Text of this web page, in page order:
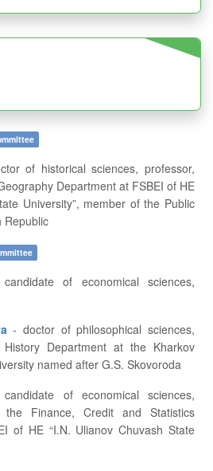
Department at FSBEI of HE
University”, member of the Public
Republic
Department at the Kharkov
named after G.S. Skovoroda
Finance, Credit and Statistics
of HE “I.N. Ulianov Chuvash State